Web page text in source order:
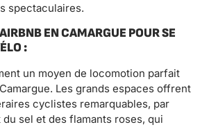
spectaculaires.
EN CAMARGUE POUR SE
:
un moyen de locomotion parfait
Les grands espaces offrent
cyclistes remarquables, par
sel et des flamants roses, qui